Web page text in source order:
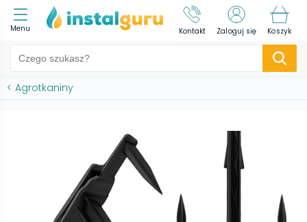
Menu Kontakt Zaloguj się Koszyk
< Agrotkaniny